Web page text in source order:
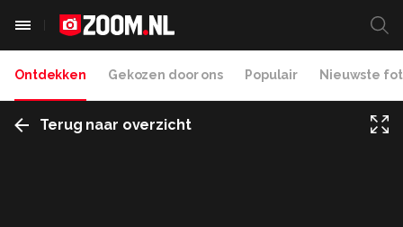
Ontdekken Gekozen door ons Populair Nieuwste
Terug naar overzicht